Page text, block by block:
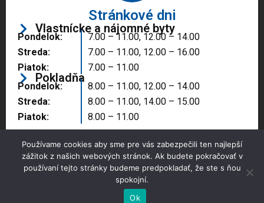
Stránkové dni
Vlastnícke a nájomné byty
Pondelok:
Streda:
Piatok:
7.00 – 11.00, 12.00 – 14.00
7.00 – 11.00, 12.00 – 16.00
7.00 – 11.00
Pokladňa
Pondelok:
Streda:
Piatok:
8.00 – 11.00, 12.00 – 14.00
8.00 – 11.00, 14.00 – 15.00
8.00 – 11.00
Copyright © 2025 Správa majetku mesta, n.o.,
Partizánske
Používame cookies aby sme pre vás zabezpečili ten najlepší
zážitok z našich webových stránok. Ak budete pokračovať v
používaní tejto stránky budeme predpokladať, že ste s ňou
spokojní.
Ok